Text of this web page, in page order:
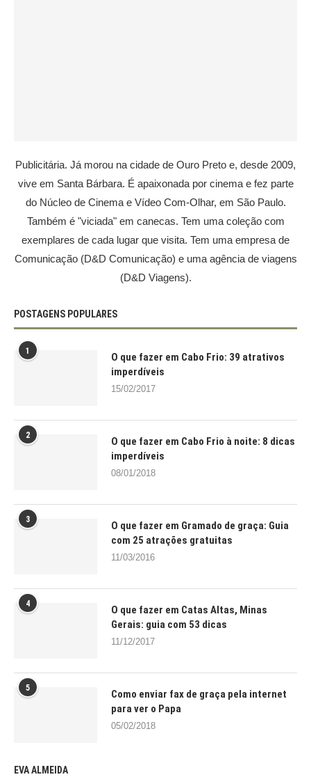
Publicitária. Já morou na cidade de Ouro Preto e, desde 2009,
vive em Santa Bárbara. É apaixonada por cinema e fez parte
do Núcleo de Cinema e Vídeo Com-Olhar, em São Paulo.
Também é "viciada" em canecas. Tem uma coleção com
exemplares de cada lugar que visita. Tem uma empresa de
Comunicação (D&D Comunicação) e uma agência de viagens
(D&D Viagens).
POSTAGENS POPULARES
1
O que fazer em Cabo Frio: 39 atrativos
imperdíveis
15/02/2017
2
O que fazer em Cabo Frio à noite: 8 dicas
imperdíveis
08/01/2018
3
O que fazer em Gramado de graça: Guia
com 25 atrações gratuitas
11/03/2016
4
O que fazer em Catas Altas, Minas
Gerais: guia com 53 dicas
11/12/2017
5
Como enviar fax de graça pela internet
para ver o Papa
05/02/2018
EVA ALMEIDA